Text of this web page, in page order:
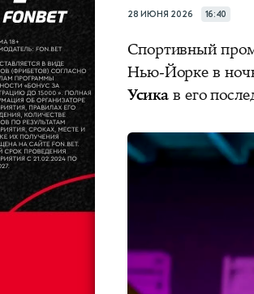
28 ИЮНЯ 2026 16:40
Спортивный
Нью-Йорке в
Усикав его